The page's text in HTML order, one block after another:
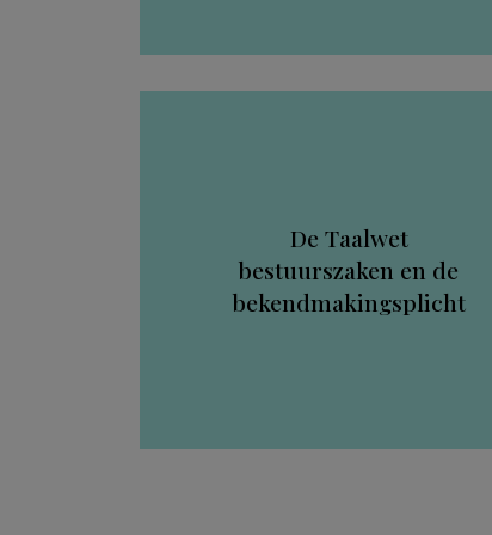
De Taalwet
bestuurszaken en de
bekendmakingsplicht